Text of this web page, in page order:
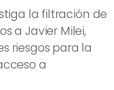
la filtración de
a Javier Milei,
riesgos para la
a